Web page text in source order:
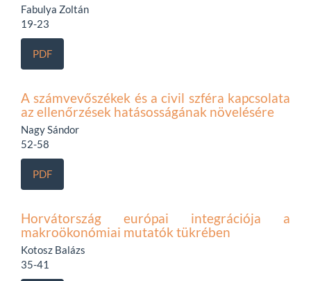
Fabulya Zoltán
19-23
PDF
A számvevőszékek és a civil szféra kapcsolata
az ellenőrzések hatásosságának növelésére
Nagy Sándor
52-58
PDF
Horvátország európai integrációja a
makroökonómiai mutatók tükrében
Kotosz Balázs
35-41